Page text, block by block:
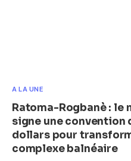
A LA UNE
Ratoma-Rogbanè : le
signe une convention
dollars pour
complexe balnéaire